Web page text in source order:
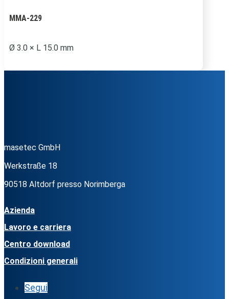
MMA-229
Ø 3.0 × L 15.0 mm
masetec GmbH
Werkstraße 18
90518 Altdorf presso Norimberga
Azienda
Lavoro e carriera
Centro download
Condizioni generali
Segui